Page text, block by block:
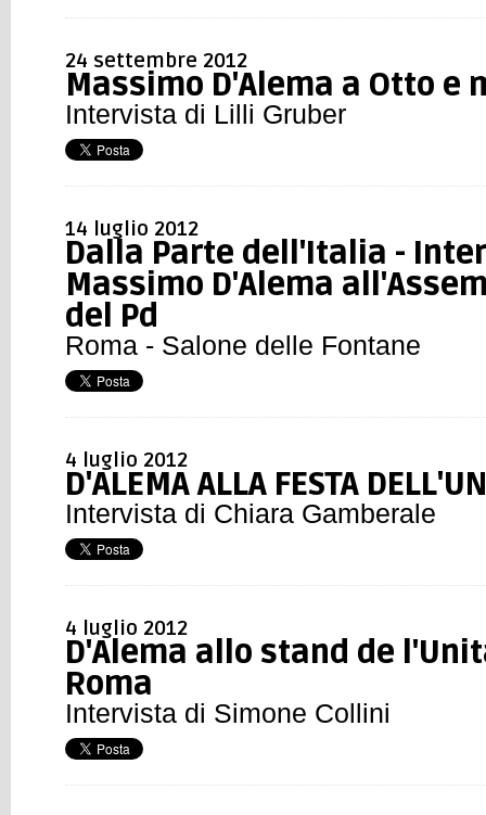
24 settembre 2012
Massimo D'Alema a Otto e
Intervista di Lilli Gruber
14 luglio 2012
Dalla Parte dell'Italia -
Massimo D'Alema
del Pd
Roma - Salone delle Fontane
4 luglio 2012
D'ALEMA ALLA FESTA
Intervista di Chiara Gamberale
4 luglio 2012
D'Alema allo stand de
Roma
Intervista di Simone Collini